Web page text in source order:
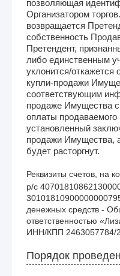
позволяющая
Организатором
возвращается
собственность
Претендент,
либо единственным
уклонится/откажется
купли-продажи
соответствующим
продаже Имущества
оплаты
установленный
продажи Имущества,
будет расторгнут.
Реквизиты счетов, на
р/с
денежных средств -
ответственностью
ИНН/КПП 2463057784/
Порядок